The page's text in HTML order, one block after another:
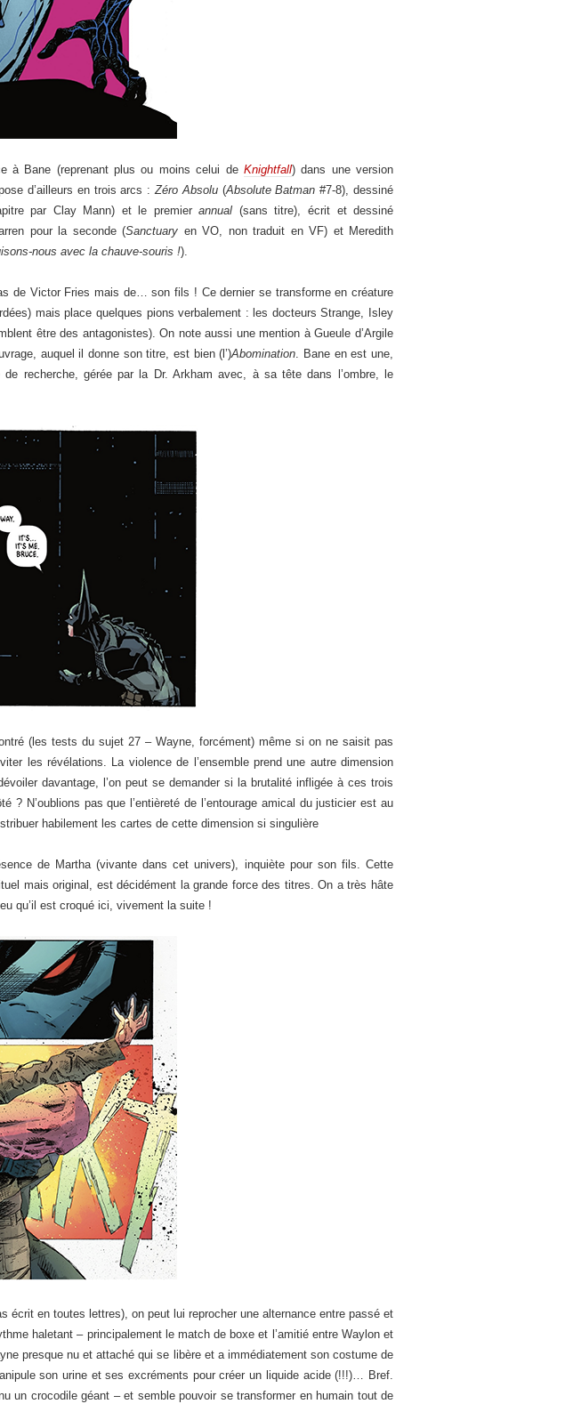
à Bane (reprenant plus ou moins celui de Knightfall) dans une version
d’ailleurs en trois arcs :Zéro Absolu(Absolute Batman #7-8), dessiné
par Clay Mann) et le premierannual (sans titre), écrit et dessiné
pour la seconde (Sanctuary en VO, non traduit en VF) et Meredith
nous avec la chauve-souris !).
de Victor Fries mais de… son fils ! Ce dernier se transforme en créature
mais place quelques pions verbalement : les docteurs Strange, Isley
être des antagonistes). On note aussi une mention à Gueule d’Argile
auquel il donne son titre, est bien (l’)Abomination. Bane en est une,
recherche, gérée par la Dr. Arkham avec, à sa tête dans l’ombre, le
(les tests du sujet 27 – Wayne, forcément) même si on ne saisit pas
les révélations. La violence de l’ensemble prend une autre dimension
davantage, l’on peut se demander si la brutalité infligée à ces trois
? N’oublions pas que l’entièreté de l’entourage amical du justicier est au
habilement les cartes de cette dimension si singulière
de Martha (vivante dans cet univers), inquiète pour son fils. Cette
mais original, est décidément la grande force des titres. On a très hâte
qu’il est croqué ici, vivement la suite !
écrit en toutes lettres), on peut lui reprocher une alternance entre passé et
haletant – principalement le match de boxe et l’amitié entre Waylon et
presque nu et attaché qui se libère et a immédiatement son costume de
son urine et ses excréments pour créer un liquide acide (!!!)… Bref.
un crocodile géant – et semble pouvoir se transformer en humain tout de